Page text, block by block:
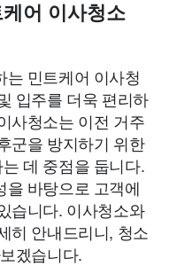
어 이사청소
는 민트케어 이사청
입주를 더욱 편리하
사청소는 이전 거주
군을 방지하기 위한
데 중점을 둡니다.
을 바탕으로 고객에
습니다. 이사청소와
히 안내드리니, 청소
겠습니다.